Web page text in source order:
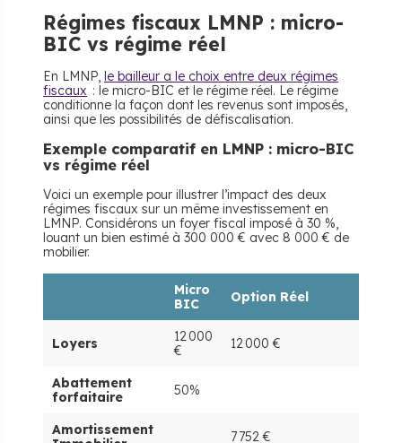
​Régimes fiscaux LMNP : micro-
BIC vs régime réel
En LMNP, le bailleur a le choix entre deux régimes
fiscaux : le micro-BIC et le régime réel. Le régime
conditionne la façon dont les revenus sont imposés,
ainsi que les possibilités de défiscalisation.
Exemple comparatif en LMNP : micro-BIC
vs régime réel
Voici un exemple pour illustrer l’impact des deux
régimes fiscaux sur un même investissement en
LMNP. Considérons un foyer fiscal imposé à 30 %,
louant un bien estimé à 300 000 € avec 8 000 € de
mobilier.
Micro
BIC
Option Réel
Loyers
12 000
€
12 000 €
Abattement
forfaitaire
50%
Amortissement
7 752 €